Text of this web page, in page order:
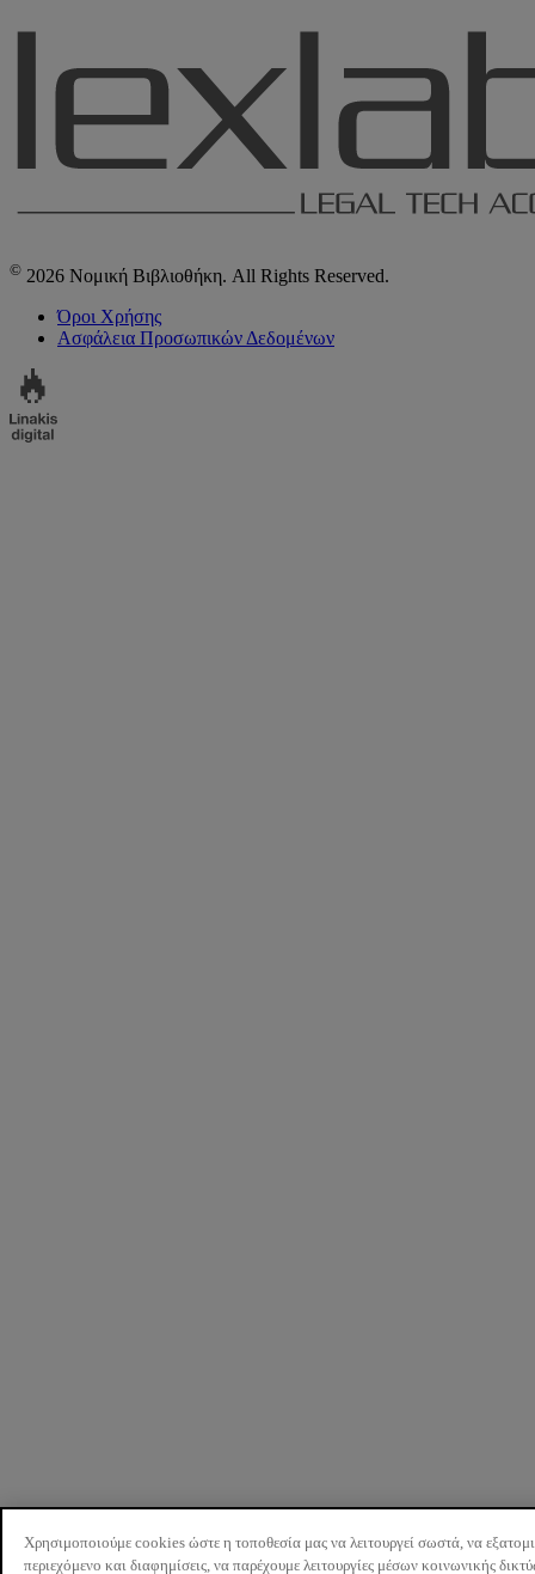
© 2026 Νομική Βιβλιοθήκη. All Rights Reserved.
Όροι Χρήσης
Ασφάλεια Προσωπικών Δεδομένων
Χρησιμοποιούμε cookies ώστε η τοποθεσία μας να λειτουργεί σωστά, να
περιεχόμενο και διαφημίσεις, να παρέχουμε λειτουργίες μέσων κοινωνικής